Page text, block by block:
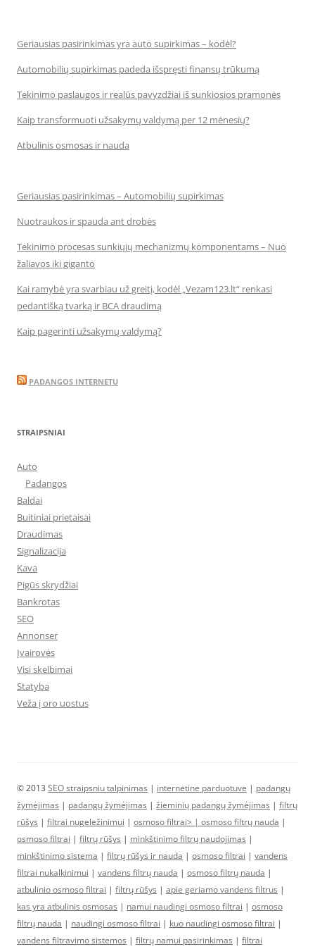
Geriausias pasirinkimas yra auto supirkimas – kodėl?
Automobilių supirkimas padeda išspręsti finansų trūkumą
Tekinimo paslaugos ir realūs pavyzdžiai iš sunkiosios pramonės
Kaip transformuoti užsakymų valdymą per 12 mėnesių?
Atbulinis osmosas ir nauda
Geriausias pasirinkimas – Automobilių supirkimas
Nuotraukos ir spauda ant drobės
Tekinimo procesas sunkiųjų mechanizmų komponentams – Nuo
žaliavos iki giganto
Kai ramybė yra svarbiau už greitį, kodėl „Vezam123.lt“ renkasi
pedantišką tvarką ir BCA draudimą
Kaip pagerinti užsakymų valdymą?
PADANGOS INTERNETU
STRAIPSNIAI
Auto
Padangos
Baldai
Buitiniai prietaisai
Draudimas
Signalizacija
Kava
Pigūs skrydžiai
Bankrotas
SEO
Annonser
Įvairovės
Visi skelbimai
Statyba
Veža į oro uostus
© 2013 SEO straipsniu talpinimas | internetine parduotuve | padangų
žymėjimas | padangų žymėjimas | žieminių padangų žymėjimas | filtrų
rūšys | filtrai nugeležinimui | osmoso filtrai> | osmoso filtrų nauda |
osmoso filtrai | filtrų rūšys | minkštinimo filtrų naudojimas |
minkštinimo sistema | filtrų rūšys ir nauda | osmoso filtrai | vandens
filtrai nukalkinimui | vandens filtrų nauda | osmoso filtrų nauda |
atbulinio osmoso filtrai | filtrų rūšys | apie geriamo vandens filtrus |
kas yra atbulinis osmosas | namui naudingi osmoso filtrai | osmoso
filtrų nauda | naudingi osmoso filtrai | kuo naudingi osmoso filtrai |
vandens filtravimo sistemos | filtrų namui pasirinkimas | filtrai